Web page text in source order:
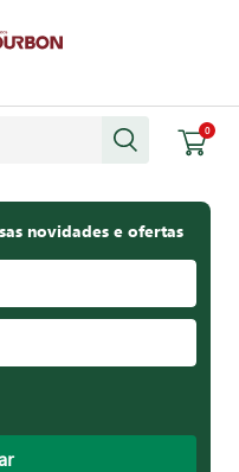
0
novidades e ofertas